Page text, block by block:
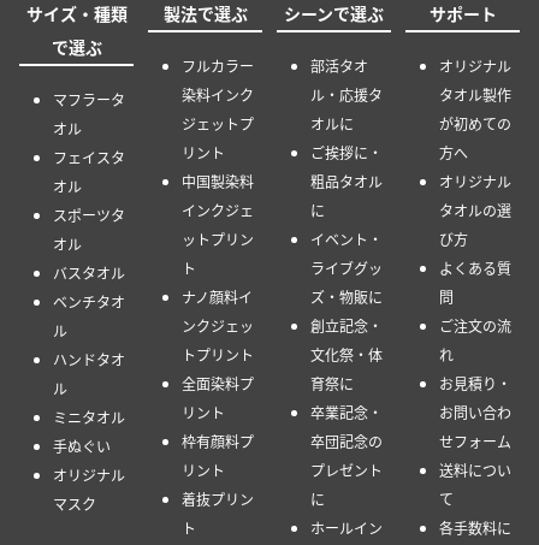
サイズ・種類
で選ぶ
マフラータ
オル
フェイスタ
オル
スポーツタ
オル
バスタオル
ベンチタオ
ル
ハンドタオ
ル
ミニタオル
手ぬぐい
オリジナル
マスク
製法で選ぶ
フルカラー
染料インク
ジェットプ
リント
中国製染料
インクジェ
ットプリン
ト
ナノ顔料イ
ンクジェッ
トプリント
全面染料プ
リント
枠有顔料プ
リント
着抜プリン
ト
シーンで選ぶ
部活タオ
ル・応援タ
オルに
ご挨拶に・
粗品タオル
に
イベント・
ライブグッ
ズ・物販に
創立記念・
文化祭・体
育祭に
卒業記念・
卒団記念の
プレゼント
に
ホールイン
サポート
オリジナル
タオル製作
が初めての
方へ
オリジナル
タオルの選
び方
よくある質
問
ご注文の流
れ
お見積り・
お問い合わ
せフォーム
送料につい
て
各手数料に